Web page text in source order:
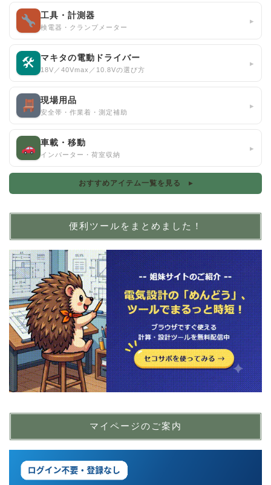
工具・計測器
検電器・クランプメーター
▸
🛠 マキタの電動ドライバー
18V／40Vmax／10.8Vの選び方
▸
現場用品
安全帯・作業着・測定補助
▸
車載・移動
インバーター・荷室収納
▸
おすすめアイテム一覧を見る ▸
便利ツールをまとめました！
マイページのご案内